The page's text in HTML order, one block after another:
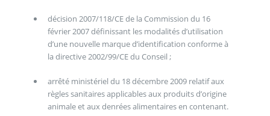
décision 2007/118/CE de la Commission du 16
février 2007 définissant les modalités d’utilisation
d’une nouvelle marque d’identification conforme à
la directive 2002/99/CE du Conseil ;
arrêté ministériel du 18 décembre 2009 relatif aux
règles sanitaires applicables aux produits d’origine
animale et aux denrées alimentaires en contenant.